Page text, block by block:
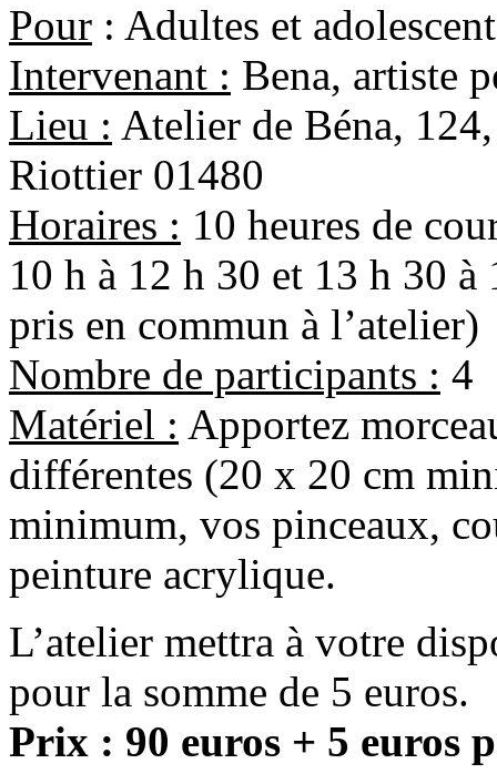
Pour : Adultes et
Intervenant : Bena, artiste
Lieu : Atelier de Béna,
Riottier 01480
Horaires : 10 heures de
10 h à 12 h 30 et 13 h 30
pris en commun à l’atelier)
Nombre de participants : 4
Matériel : Apportez
différentes (20 x 20 cm
minimum, vos pinceaux,
peinture acrylique.
L’atelier mettra à votre
pour la somme de 5 euros.
Prix : 90 euros + 5 euros